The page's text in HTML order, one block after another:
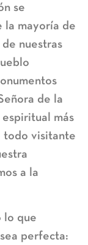
se
la mayoría de
nuestras
de la
más
todo visitante
a la
lo que
perfecta: